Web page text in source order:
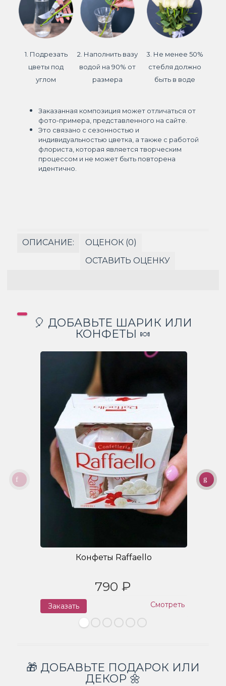
1. Подрезать
цветы под
углом
2. Наполнить вазу
водой на 90% от
размера
3. Не менее 50%
стебля должно
быть в воде
Заказанная композиция может отличаться от
фото-примера, представленного на сайте.
Это связано с сезонностью и
индивидуальностью цветка, а также с работой
флориста, которая является творческим
процессом и не может быть повторена
идентично.
ОПИСАНИЕ:
ОЦЕНОК (0)
ОСТАВИТЬ ОЦЕНКУ
🎈 ДОБАВЬТЕ ШАРИК ИЛИ
КОНФЕТЫ 🍬
Конфеты Raffaello
790 ₽
Заказать Смотреть
🎁 ДОБАВЬТЕ ПОДАРОК ИЛИ
ДЕКОР 🌼